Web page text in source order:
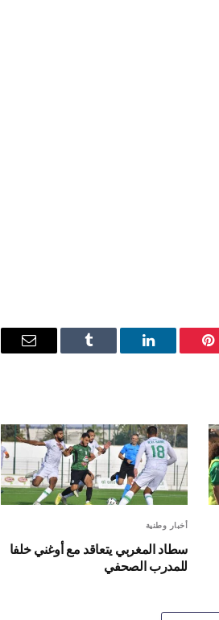
بينتيريستلينكدإن Tumblr
البريد
أخبار وطنية
سطاد المغربي يتعاقد مع أوغني خلفا
للمدرب الصحفي